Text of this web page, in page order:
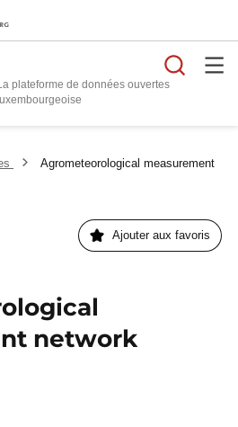
plateforme de données ouvertes
Agrometeorological measurement
Ajouter aux favoris
network